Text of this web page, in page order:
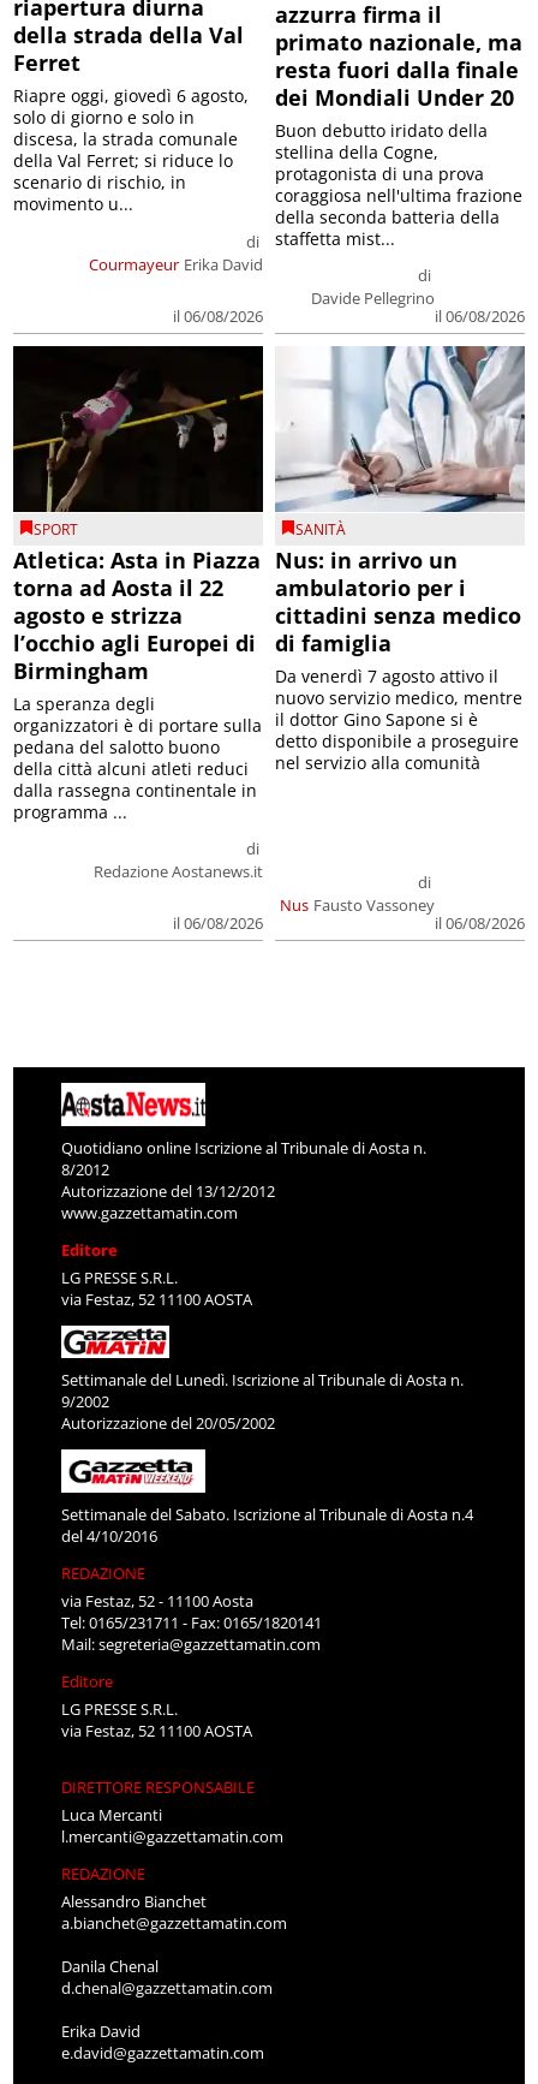
riapertura diurna
della strada della Val
Ferret
Courmayeur
di
Erika David
il 06/08/2026
Riapre oggi, giovedì 6 agosto,
solo di giorno e solo in
discesa, la strada comunale
della Val Ferret; si riduce lo
scenario di rischio, in
movimento u...
azzurra firma il
primato nazionale, ma
resta fuori dalla finale
dei Mondiali Under 20
di
Davide Pellegrino
il 06/08/2026
Buon debutto iridato della
stellina della Cogne,
protagonista di una prova
coraggiosa nell'ultima frazione
della seconda batteria della
staffetta mist...
SPORT
Atletica: Asta in Piazza
torna ad Aosta il 22
agosto e strizza
l’occhio agli Europei di
Birmingham
di
Redazione Aostanews.it
il 06/08/2026
La speranza degli
organizzatori è di portare sulla
pedana del salotto buono
della città alcuni atleti reduci
dalla rassegna continentale in
programma ...
SANITÀ
Nus: in arrivo un
ambulatorio per i
cittadini senza medico
di famiglia
Nus
di
Fausto Vassoney
il 06/08/2026
Da venerdì 7 agosto attivo il
nuovo servizio medico, mentre
il dottor Gino Sapone si è
detto disponibile a proseguire
nel servizio alla comunità
Quotidiano online Iscrizione al Tribunale di Aosta n.
8/2012
Autorizzazione del 13/12/2012
www.gazzettamatin.com
Editore
LG PRESSE S.R.L.
via Festaz, 52 11100 AOSTA
Settimanale del Lunedì. Iscrizione al Tribunale di Aosta n.
9/2002
Autorizzazione del 20/05/2002
Settimanale del Sabato. Iscrizione al Tribunale di Aosta n.4
del 4/10/2016
REDAZIONE
via Festaz, 52 - 11100 Aosta
Tel: 0165/231711 - Fax: 0165/1820141
Mail:segreteria@gazzettamatin.com
Editore
LG PRESSE S.R.L.
via Festaz, 52 11100 AOSTA
DIRETTORE RESPONSABILE
Luca Mercanti
l.mercanti@gazzettamatin.com
REDAZIONE
Alessandro Bianchet
a.bianchet@gazzettamatin.com
Danila Chenal
d.chenal@gazzettamatin.com
Erika David
e.david@gazzettamatin.com